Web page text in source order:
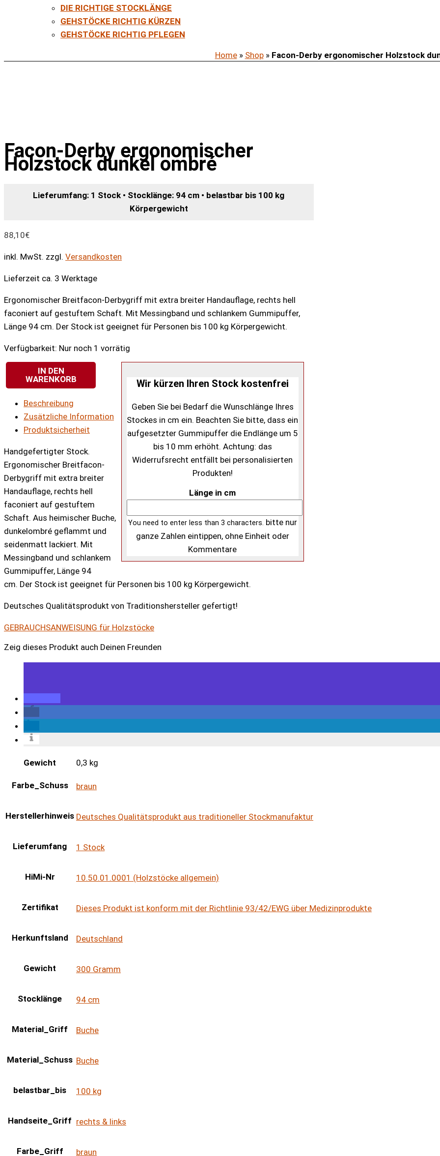
DIE RICHTIGE STOCKLÄNGE
GEHSTÖCKE RICHTIG KÜRZEN
GEHSTÖCKE RICHTIG PFLEGEN
Home» Shop» Facon-Derby ergonomischer Holzstock
Facon-Derby ergonomischer
Holzstock dunkel ombré
Lieferumfang: 1 Stock • Stocklänge: 94 cm • belastbar bis 100 kg
Körpergewicht
88,10€
inkl. MwSt. zzgl. Versandkosten
Lieferzeit ca. 3 Werktage
Ergonomischer Breitfacon-Derbygriff mit extra breiter Handauflage, rechts hell
faconiert auf gestuftem Schaft. Mit Messingband und schlankem Gummipuffer,
Länge 94 cm. Der Stock ist geeignet für Personen bis 100 kg Körpergewicht.
Verfügbarkeit: Nur noch 1 vorrätig
Wir kürzen Ihren Stock kostenfrei
Geben Sie bei Bedarf die Wunschlänge Ihres
Stockes in cm ein. Beachten Sie bitte, dass ein
aufgesetzter Gummipuffer die Endlänge um 5
bis 10 mm erhöht. Achtung: das
Widerrufsrecht entfällt bei personalisierten
Produkten!
Länge in cm
You need to enter less than 3 characters. bitte nur
ganze Zahlen eintippen, ohne Einheit oder
Kommentare
Facon-
ergonomischer
Holzstock
dunkel
Menge
IN DEN
WARENKORB
Beschreibung
Zusätzliche Information
Produktsicherheit
Handgefertigter Stock.
Ergonomischer Breitfacon-
Derbygriff mit extra breiter
Handauflage, rechts hell
faconiert auf gestuftem
Schaft. Aus heimischer Buche,
dunkelombré geflammt und
seidenmatt lackiert. Mit
Messingband und schlankem
Gummipuffer, Länge 94
cm. Der Stock ist geeignet für Personen bis 100 kg Körpergewicht.
Deutsches Qualitätsprodukt von Traditionshersteller gefertigt!
GEBRAUCHSANWEISUNG für Holzstöcke
Zeig dieses Produkt auch Deinen Freunden
Gewicht 0,3 kg
Farbe_Schuss braun
Herstellerhinweis Deutsches Qualitätsprodukt aus traditioneller Stockmanufaktur
Lieferumfang 1 Stock
HiMi-Nr 10.50.01.0001 (Holzstöcke allgemein)
Zertifikat Dieses Produkt ist konform mit der Richtlinie 93/42/EWG über Medizinprodukte
Herkunftsland Deutschland
Gewicht 300 Gramm
Stocklänge 94 cm
Material_Griff Buche
Material_Schuss Buche
belastbar_bis 100 kg
Handseite_Griff rechts & links
Farbe_Griff braun